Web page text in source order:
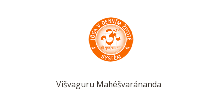
Višvaguru Mahéšvaránanda